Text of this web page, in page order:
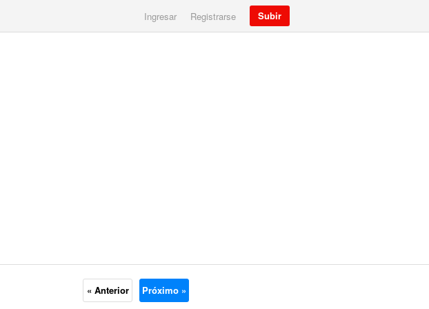
Ingresar Registrarse Subir
« Anterior Próximo »